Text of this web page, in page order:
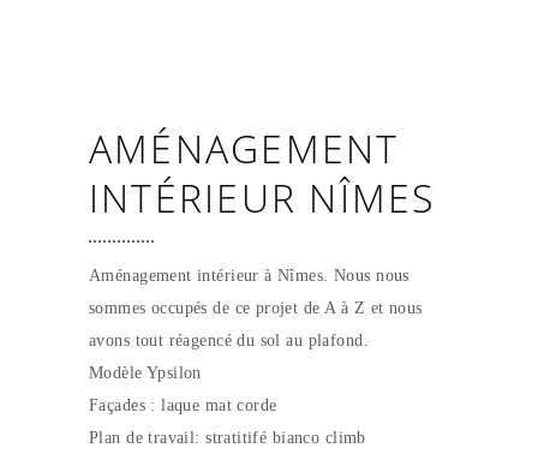
AMÉNAGEMENT
INTÉRIEUR NÎMES
Aménagement intérieur à Nîmes. Nous nous
sommes occupés de ce projet de A à Z et nous
avons tout réagencé du sol au plafond.
Modèle Ypsilon
Façades : laque mat corde
Plan de travail: stratitifé bianco climb